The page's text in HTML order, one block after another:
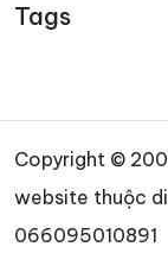
Tags
Copyright ©
website thuộc
066095010891